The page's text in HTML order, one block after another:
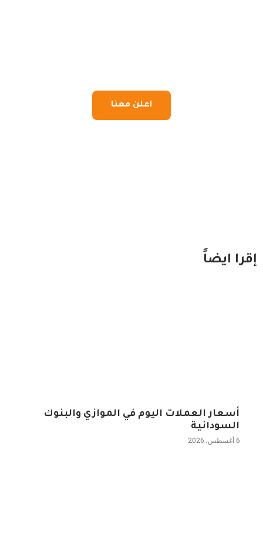
اعلن معنا
إقرا ايضاً
أسعار العملات اليوم في الموازي والبنوك
السودانية
6 أغسطس، 2026